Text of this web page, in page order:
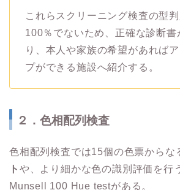
これらスクリーニング検査の型
100％でないため、正確な診断書
り、本人や家族の希望があれば
プができる施設へ紹介する。
２．色相配列検査
色相配列検査では15個の色票からな
ト や、より細かな色の識別評価を行
Munsell 100 Hue testがある。